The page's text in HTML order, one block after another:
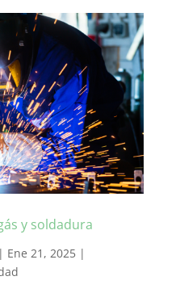
y soldadura
| Ene 21, 2025|